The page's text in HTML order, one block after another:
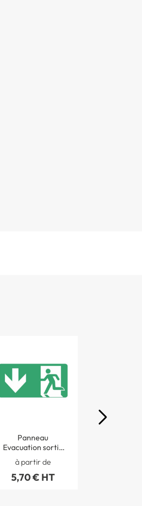
Panneau
Evacuation sortie
en bas ISO 7010 -
STF 4027S
à partir de
5,70 € HT